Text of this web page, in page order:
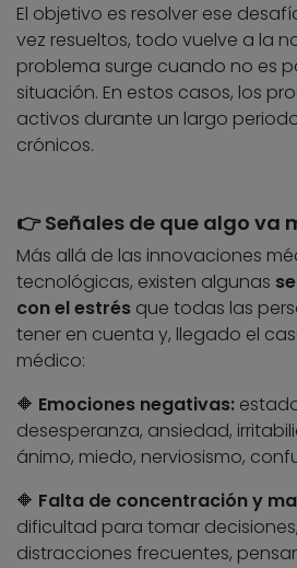
El objetivo es resolver ese
vez resueltos, todo vuelve a la
problema surge cuando no es
situación. En estos casos, los
activos durante un largo
crónicos.
👉 Señales de que algo va
Más allá de las innovaciones
tecnológicas, existen algunas
con el estrés que todas las
tener en cuenta y, llegado el
médico:
🔶 Emociones negativas:
desesperanza, ansiedad,
ánimo, miedo, nerviosismo,
🔶 Falta de concentración y
dificultad para tomar
distracciones frecuentes,